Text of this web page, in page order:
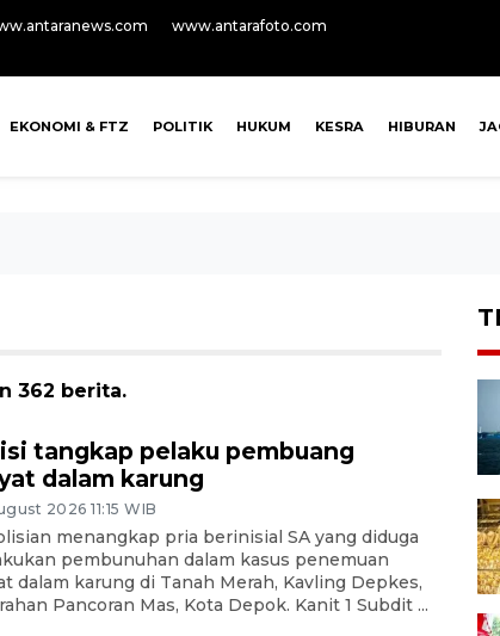
www.antarafoto.com
EKONOMI & FTZ POLITIK HUKUM KESRA HIBURAN
362 berita.
tangkap pelaku pembuang
dalam karung
2026 11:15 WIB
menangkap pria berinisial SA yang diduga
pembunuhan dalam kasus penemuan
dalam karung di Tanah Merah, Kavling Depkes,
Pancoran Mas, Kota Depok. Kanit 1 Subdit ...